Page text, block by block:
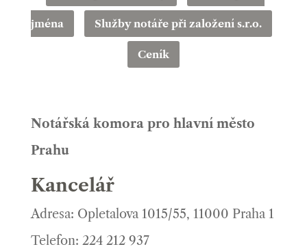
jména Služby notáře při založení s.r.o.
Ceník
Notářská komora pro hlavní město
Prahu
Kancelář
Adresa: Opletalova 1015/55, 11000 Praha 1
Telefon: 224 212 937